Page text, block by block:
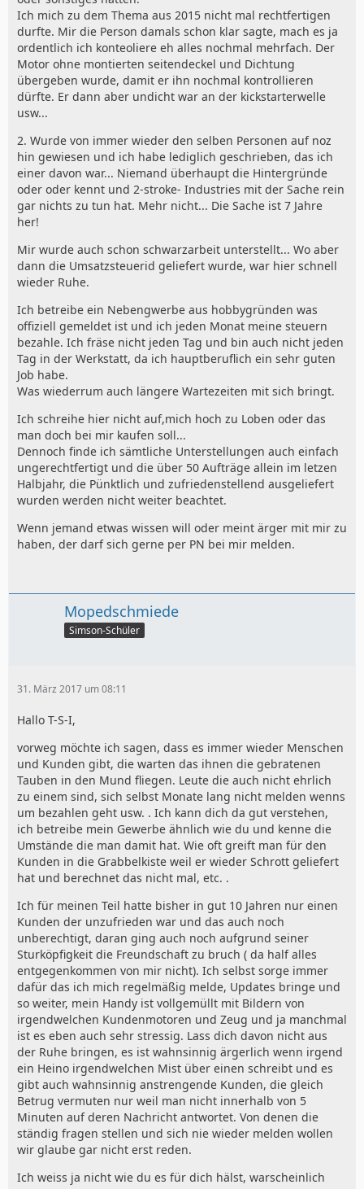
Ich mich zu dem Thema aus 2015 nicht mal rechtfertigen
durfte. Mir die Person damals schon klar sagte, mach es ja
ordentlich ich konteoliere eh alles nochmal mehrfach. Der
Motor ohne montierten seitendeckel und Dichtung
übergeben wurde, damit er ihn nochmal kontrollieren
dürfte. Er dann aber undicht war an der kickstarterwelle
usw...
2. Wurde von immer wieder den selben Personen auf noz
hin gewiesen und ich habe lediglich geschrieben, das ich
einer davon war... Niemand überhaupt die Hintergründe
oder oder kennt und 2-stroke- Industries mit der Sache rein
gar nichts zu tun hat. Mehr nicht... Die Sache ist 7 Jahre
her!
Mir wurde auch schon schwarzarbeit unterstellt... Wo aber
dann die Umsatzsteuerid geliefert wurde, war hier schnell
wieder Ruhe.
Ich betreibe ein Nebengwerbe aus hobbygründen was
offiziell gemeldet ist und ich jeden Monat meine steuern
bezahle. Ich fräse nicht jeden Tag und bin auch nicht jeden
Tag in der Werkstatt, da ich hauptberuflich ein sehr guten
Job habe.
Was wiederrum auch längere Wartezeiten mit sich bringt.
Ich schreihe hier nicht auf,mich hoch zu Loben oder das
man doch bei mir kaufen soll...
Dennoch finde ich sämtliche Unterstellungen auch einfach
ungerechtfertigt und die über 50 Aufträge allein im letzen
Halbjahr, die Pünktlich und zufriedenstellend ausgeliefert
wurden werden nicht weiter beachtet.
Wenn jemand etwas wissen will oder meint ärger mit mir zu
haben, der darf sich gerne per PN bei mir melden.
Mopedschmiede
Simson-Schüler
31. März 2017 um 08:11
Hallo T-S-I,
vorweg möchte ich sagen, dass es immer wieder Menschen
und Kunden gibt, die warten das ihnen die gebratenen
Tauben in den Mund fliegen. Leute die auch nicht ehrlich
zu einem sind, sich selbst Monate lang nicht melden wenns
um bezahlen geht usw. . Ich kann dich da gut verstehen,
ich betreibe mein Gewerbe ähnlich wie du und kenne die
Umstände die man damit hat. Wie oft greift man für den
Kunden in die Grabbelkiste weil er wieder Schrott geliefert
hat und berechnet das nicht mal, etc. .
Ich für meinen Teil hatte bisher in gut 10 Jahren nur einen
Kunden der unzufrieden war und das auch noch
unberechtigt, daran ging auch noch aufgrund seiner
Sturköpfigkeit die Freundschaft zu bruch ( da half alles
entgegenkommen von mir nicht). Ich selbst sorge immer
dafür das ich mich regelmäßig melde, Updates bringe und
so weiter, mein Handy ist vollgemüllt mit Bildern von
irgendwelchen Kundenmotoren und Zeug und ja manchmal
ist es eben auch sehr stressig. Lass dich davon nicht aus
der Ruhe bringen, es ist wahnsinnig ärgerlich wenn irgend
ein Heino irgendwelchen Mist über einen schreibt und es
gibt auch wahnsinnig anstrengende Kunden, die gleich
Betrug vermuten nur weil man nicht innerhalb von 5
Minuten auf deren Nachricht antwortet. Von denen die
ständig fragen stellen und sich nie wieder melden wollen
wir glaube gar nicht erst reden.
Ich weiss ja nicht wie du es für dich hälst, warscheinlich